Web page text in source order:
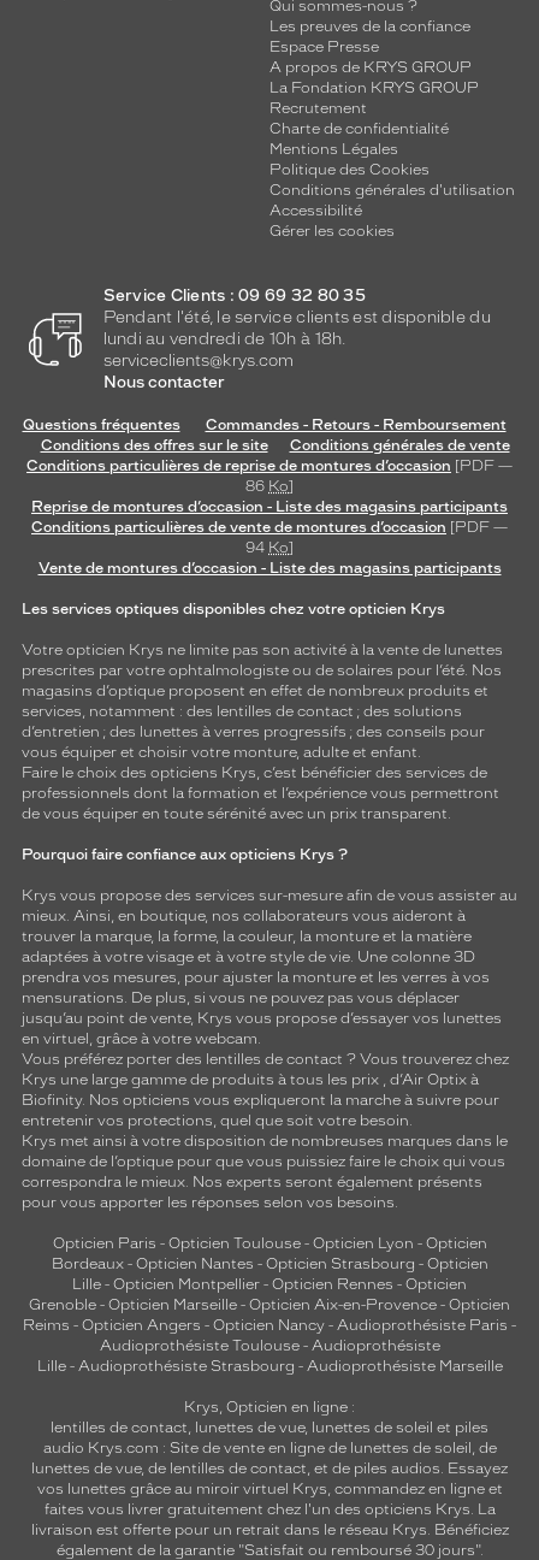
Qui sommes-nous ?
Les preuves de la confiance
Espace Presse
A propos de KRYS GROUP
La Fondation KRYS GROUP
Recrutement
Charte de confidentialité
Mentions Légales
Politique des Cookies
Conditions générales d'utilisation
Accessibilité
Gérer les cookies
Service Clients : 09 69 32 80 35
Pendant l'été, le service clients est disponible du
lundi au vendredi de 10h à 18h.
serviceclients@krys.com
Nous contacter
Questions fréquentes
Commandes - Retours - Remboursement
Conditions des offres sur le site
Conditions générales de vente
Conditions particulières de reprise de montures d’occasion [PDF —
86 Ko]
Reprise de montures d’occasion - Liste des magasins participants
Conditions particulières de vente de montures d’occasion [PDF —
94 Ko]
Vente de montures d’occasion - Liste des magasins participants
Les services optiques disponibles chez votre opticien Krys
Votre opticien Krys ne limite pas son activité à la vente de lunettes
prescrites par votre ophtalmologiste ou de solaires pour l’été. Nos
magasins d’optique proposent en effet de nombreux produits et
services, notamment : des lentilles de contact ; des solutions
d’entretien ; des lunettes à verres progressifs ; des conseils pour
vous équiper et choisir votre monture, adulte et enfant.
Faire le choix des opticiens Krys, c’est bénéficier des services de
professionnels dont la formation et l’expérience vous permettront
de vous équiper en toute sérénité avec un prix transparent.
Pourquoi faire confiance aux opticiens Krys ?
Krys vous propose des services sur-mesure afin de vous assister au
mieux. Ainsi, en boutique, nos collaborateurs vous aideront à
trouver la marque, la forme, la couleur, la monture et la matière
adaptées à votre visage et à votre style de vie. Une colonne 3D
prendra vos mesures, pour ajuster la monture et les verres à vos
mensurations. De plus, si vous ne pouvez pas vous déplacer
jusqu’au point de vente, Krys vous propose d’essayer vos lunettes
en virtuel, grâce à votre webcam.
Vous préférez porter des lentilles de contact ? Vous trouverez chez
Krys une large gamme de produits à tous les prix , d’Air Optix à
Biofinity. Nos opticiens vous expliqueront la marche à suivre pour
entretenir vos protections, quel que soit votre besoin.
Krys met ainsi à votre disposition de nombreuses marques dans le
domaine de l’optique pour que vous puissiez faire le choix qui vous
correspondra le mieux. Nos experts seront également présents
pour vous apporter les réponses selon vos besoins.
Opticien Paris - Opticien Toulouse- Opticien Lyon - Opticien
Bordeaux- Opticien Nantes - Opticien Strasbourg - Opticien
Lille - Opticien Montpellier - Opticien Rennes - Opticien
Grenoble - Opticien Marseille - Opticien Aix-en-Provence - Opticien
Reims - Opticien Angers - Opticien Nancy - Audioprothésiste Paris -
Audioprothésiste Toulouse- Audioprothésiste
Lille- Audioprothésiste Strasbourg - Audioprothésiste Marseille
Krys, Opticien en ligne :
lentilles de contact, lunettes de vue, lunettes de soleil et piles
audio Krys.com : Site de vente en ligne de lunettes de soleil, de
lunettes de vue, de lentilles de contact, et de piles audios. Essayez
vos lunettes grâce au miroir virtuel Krys, commandez en ligne et
faites vous livrer gratuitement chez l'un des opticiens Krys. La
livraison est offerte pour un retrait dans le réseau Krys. Bénéficiez
également de la garantie "Satisfait ou remboursé 30 jours".